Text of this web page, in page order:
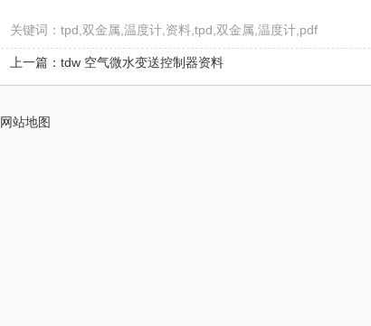
关键词：tpd,双金属,温度计,资料,tpd,双金属,温度计,pdf
上一篇：tdw 空气微水变送控制器资料
网站地图